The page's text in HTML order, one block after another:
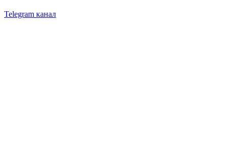
Telegram канал